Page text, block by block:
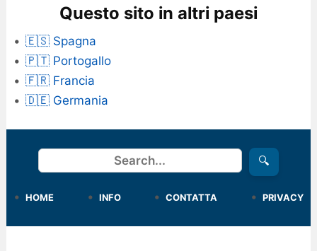
Questo sito in altri paesi
🇪🇸 Spagna
🇵🇹 Portogallo
🇫🇷 Francia
🇩🇪 Germania
Cerca 🔍
HOME INFO CONTATTA PRIVACY